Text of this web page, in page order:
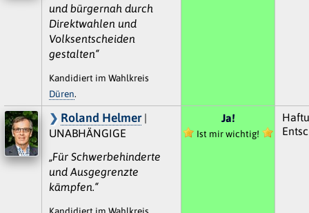
und bürgernah durch
Direktwahlen und
Volksentscheiden
gestalten“
Kandidiert im Wahlkreis
Düren.
Roland Helmer|
UNABHÄNGIGE
„Für Schwerbehinderte
und Ausgegrenzte
kämpfen.“
Kandidiert im Wahlkreis
Ja!
Ist mir wichtig!